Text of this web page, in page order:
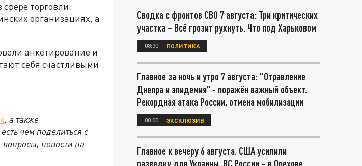
торговли.
организациях, а
анкетирование и
себя счастливыми
, а также
чем поделиться с
новости на
Сводка с фронтов СВО 7 августа: Три критических
участка – Всё грозит рухнуть. Что под Харьковом
08:30 ПОЛИТИКА
Главное за ночь и утро 7 августа: "Отравление
Днепра и эпидемия" - поражён важный объект.
Рекордная атака России, отмена мобилизации
08:00 ЭКСКЛЮЗИВ
Главное к вечеру 6 августа. США усилили